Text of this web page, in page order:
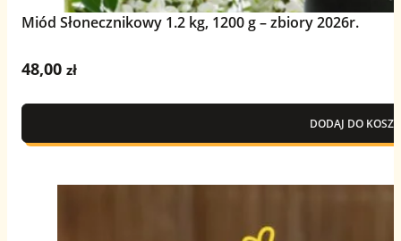
Miód Słonecznikowy 1.2 kg, 1200 g – zbiory 2026r.
48,00zł
DODAJ DO